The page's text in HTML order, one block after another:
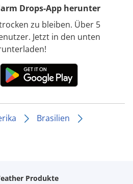
Drops-App herunter
zu bleiben. Über 5
Jetzt in den unten
Brasilien
Produkte